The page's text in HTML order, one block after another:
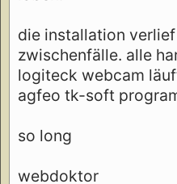
die installation
zwischenfälle. alle
logiteck webcam
agfeo tk-soft
so long
webdoktor